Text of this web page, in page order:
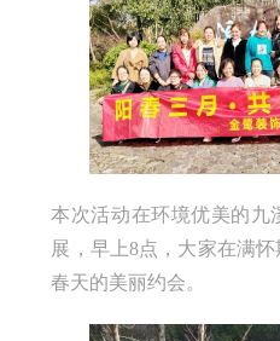
本次活动在环境优美的九
展，早上8点，大家在满
春天的美丽约会。